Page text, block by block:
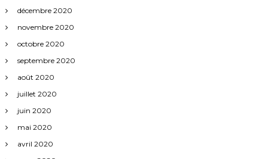
décembre 2020
novembre 2020
octobre 2020
septembre 2020
août 2020
juillet 2020
juin 2020
mai 2020
avril 2020